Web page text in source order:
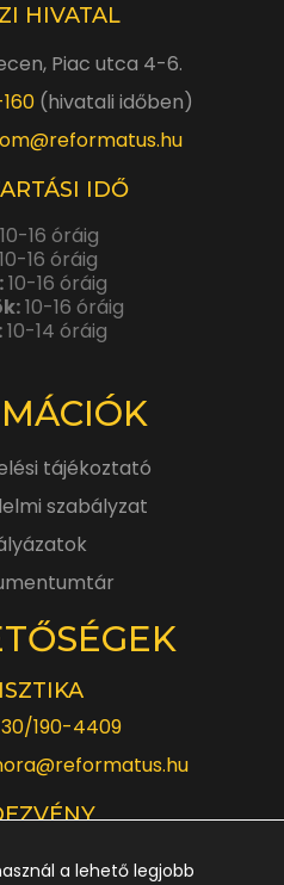
HIVATAL
Piac utca 4-6.
(hivatali időben)
IDŐ
10-16 óráig
10-16 óráig
10-16 óráig
10-16 óráig
10-14 óráig
tájékoztató
szabályzat
190-4409
a lehető legjobb